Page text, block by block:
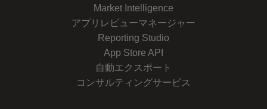
Market Intelligence
アプリレビューマネージャー
Reporting Studio
App Store API
自動エクスポート
コンサルティングサービス